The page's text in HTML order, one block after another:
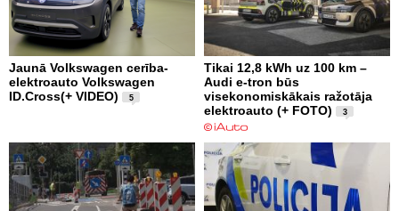
Jaunā Volkswagen cerība-
elektroauto Volkswagen
ID.Cross(+ VIDEO)
5
Tikai 12,8 kWh uz 100 km –
Audi e-tron būs
visekonomiskākais ražotāja
elektroauto (+ FOTO)
3